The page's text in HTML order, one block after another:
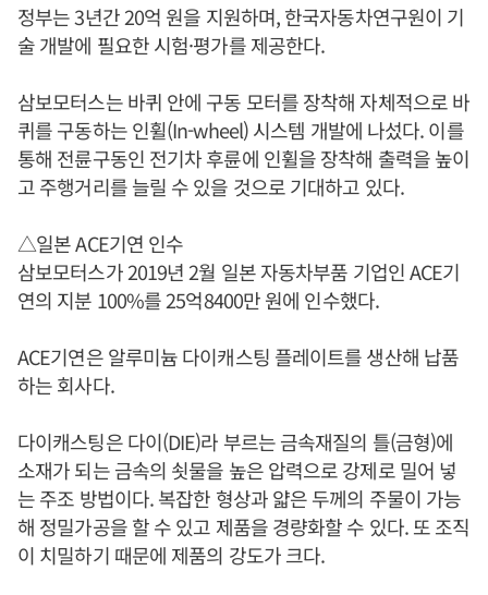
정부는 3년간 20억 원을 지원하며, 한국자동차연구원이 기
술 개발에 필요한 시험·평가를 제공한다.
삼보모터스는 바퀴 안에 구동 모터를 장착해 자체적으로 바
퀴를 구동하는 인휠(In-wheel) 시스템 개발에 나섰다. 이를
통해 전륜구동인 전기차 후륜에 인휠을 장착해 출력을 높이
고 주행거리를 늘릴 수 있을 것으로 기대하고 있다.
△일본 ACE기연 인수
삼보모터스가 2019년 2월 일본 자동차부품 기업인 ACE기
연의 지분 100%를 25억8400만 원에 인수했다.
ACE기연은 알루미늄 다이캐스팅 플레이트를 생산해 납품
하는 회사다.
다이캐스팅은 다이(DIE)라 부르는 금속재질의 틀(금형)에
소재가 되는 금속의 쇳물을 높은 압력으로 강제로 밀어 넣
는 주조 방법이다. 복잡한 형상과 얇은 두께의 주물이 가능
해 정밀가공을 할 수 있고 제품을 경량화할 수 있다. 또 조직
이 치밀하기 때문에 제품의 강도가 크다.